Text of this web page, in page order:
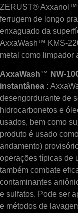
ZERUST® Axxanol™
ferrugem de longo
enxaguado da
AxxaWash™ KMS-
metal como limpador
AxxaWash™ NW-
instantânea :
desengordurante de
hidrocarbonetos e
usados, bem como
produto é usado
andamento)
operações típicas de
também combate
contaminantes
e sulfatos. Pode ser
e métodos de